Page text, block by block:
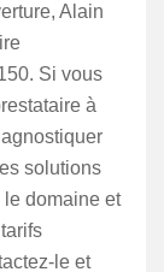
Alain
Si vous
à
solutions
le domaine et
le et